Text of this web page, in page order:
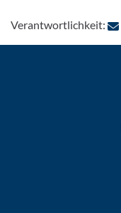
Verantwortlichkeit: